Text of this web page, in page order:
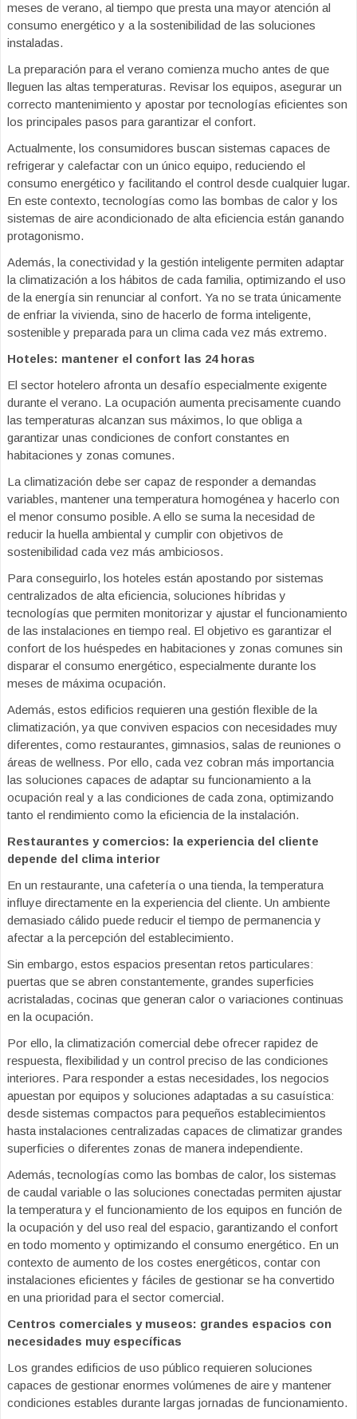
meses de verano, al tiempo que presta una mayor atención al
consumo energético y a la sostenibilidad de las soluciones
instaladas.
La preparación para el verano comienza mucho antes de que
lleguen las altas temperaturas. Revisar los equipos, asegurar un
correcto mantenimiento y apostar por tecnologías eficientes son
los principales pasos para garantizar el confort.
Actualmente, los consumidores buscan sistemas capaces de
refrigerar y calefactar con un único equipo, reduciendo el
consumo energético y facilitando el control desde cualquier lugar.
En este contexto, tecnologías como las bombas de calor y los
sistemas de aire acondicionado de alta eficiencia están ganando
protagonismo.
Además, la conectividad y la gestión inteligente permiten adaptar
la climatización a los hábitos de cada familia, optimizando el uso
de la energía sin renunciar al confort. Ya no se trata únicamente
de enfriar la vivienda, sino de hacerlo de forma inteligente,
sostenible y preparada para un clima cada vez más extremo.
Hoteles: mantener el confort las 24 horas
El sector hotelero afronta un desafío especialmente exigente
durante el verano. La ocupación aumenta precisamente cuando
las temperaturas alcanzan sus máximos, lo que obliga a
garantizar unas condiciones de confort constantes en
habitaciones y zonas comunes.
La climatización debe ser capaz de responder a demandas
variables, mantener una temperatura homogénea y hacerlo con
el menor consumo posible. A ello se suma la necesidad de
reducir la huella ambiental y cumplir con objetivos de
sostenibilidad cada vez más ambiciosos.
Para conseguirlo, los hoteles están apostando por sistemas
centralizados de alta eficiencia, soluciones híbridas y
tecnologías que permiten monitorizar y ajustar el funcionamiento
de las instalaciones en tiempo real. El objetivo es garantizar el
confort de los huéspedes en habitaciones y zonas comunes sin
disparar el consumo energético, especialmente durante los
meses de máxima ocupación.
Además, estos edificios requieren una gestión flexible de la
climatización, ya que conviven espacios con necesidades muy
diferentes, como restaurantes, gimnasios, salas de reuniones o
áreas de wellness. Por ello, cada vez cobran más importancia
las soluciones capaces de adaptar su funcionamiento a la
ocupación real y a las condiciones de cada zona, optimizando
tanto el rendimiento como la eficiencia de la instalación.
Restaurantes y comercios: la experiencia del cliente
depende del clima interior
En un restaurante, una cafetería o una tienda, la temperatura
influye directamente en la experiencia del cliente. Un ambiente
demasiado cálido puede reducir el tiempo de permanencia y
afectar a la percepción del establecimiento.
Sin embargo, estos espacios presentan retos particulares:
puertas que se abren constantemente, grandes superficies
acristaladas, cocinas que generan calor o variaciones continuas
en la ocupación.
Por ello, la climatización comercial debe ofrecer rapidez de
respuesta, flexibilidad y un control preciso de las condiciones
interiores. Para responder a estas necesidades, los negocios
apuestan por equipos y soluciones adaptadas a su casuística:
desde sistemas compactos para pequeños establecimientos
hasta instalaciones centralizadas capaces de climatizar grandes
superficies o diferentes zonas de manera independiente.
Además, tecnologías como las bombas de calor, los sistemas
de caudal variable o las soluciones conectadas permiten ajustar
la temperatura y el funcionamiento de los equipos en función de
la ocupación y del uso real del espacio, garantizando el confort
en todo momento y optimizando el consumo energético. En un
contexto de aumento de los costes energéticos, contar con
instalaciones eficientes y fáciles de gestionar se ha convertido
en una prioridad para el sector comercial.
Centros comerciales y museos: grandes espacios con
necesidades muy específicas
Los grandes edificios de uso público requieren soluciones
capaces de gestionar enormes volúmenes de aire y mantener
condiciones estables durante largas jornadas de funcionamiento.